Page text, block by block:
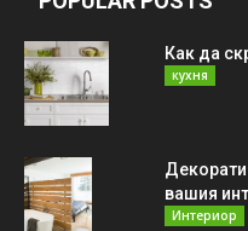
Как да
кухня
вашия
Интериор